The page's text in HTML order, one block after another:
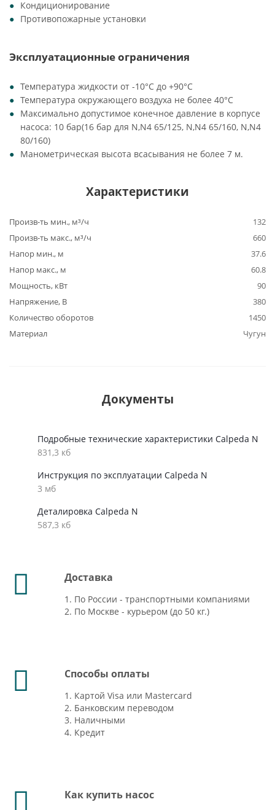
Кондиционирование
Противопожарные установки
Эксплуатационные ограничения
Температура жидкости от -10°C до +90°C
Температура окружающего воздуха не более 40°C
Максимально допустимое конечное давление в корпусе
насоса: 10 бар(16 бар для N,N4 65/125, N,N4 65/160, N,N4
80/160)
Манометрическая высота всасывания не более 7 м.
Характеристики
Произв-ть мин., м³/ч
132
Произв-ть макс., м³/ч
660
Напор мин., м
37.6
Напор макс., м
60.8
Мощность, кВт
90
Напряжение, В
380
Количество оборотов
1450
Материал
Чугун
Документы
Подробные технические характеристики Calpeda N
831,3 кб
Инструкция по эксплуатации Calpeda N
3 мб
Деталировка Calpeda N
587,3 кб
Доставка
1. По России - транспортными компаниями
2. По Москве - курьером (до 50 кг.)
Способы оплаты
1. Картой Visa или Mastercard
2. Банковским переводом
3. Наличными
4. Кредит
Как купить насос